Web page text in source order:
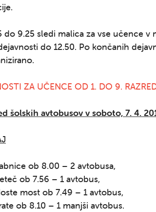
do 9.25 sledi malica za vse učence v
do 12.50. Po končanih
ZA UČENCE OD 1. DO 9.
šolskih avtobusov v soboto, 7. 4.
ob 8.00 – 2 avtobusa,
ob 7.56 – 1 avtobus,
most ob 7.49 – 1 avtobus,
ob 8.10 – 1 manjši avtobus.